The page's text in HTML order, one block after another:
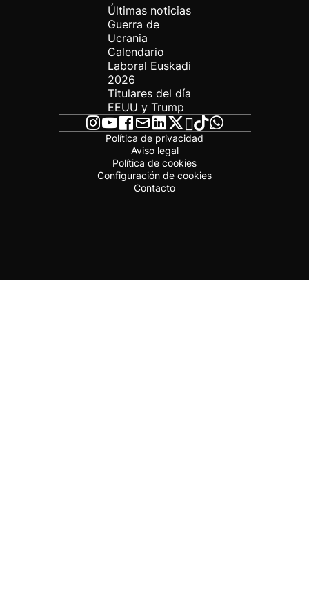
Últimas noticias
Guerra de
Ucrania
Calendario
Laboral Euskadi
2026
Titulares del día
EEUU y Trump
Política de privacidad
Aviso legal
Política de cookies
Configuración de cookies
Contacto